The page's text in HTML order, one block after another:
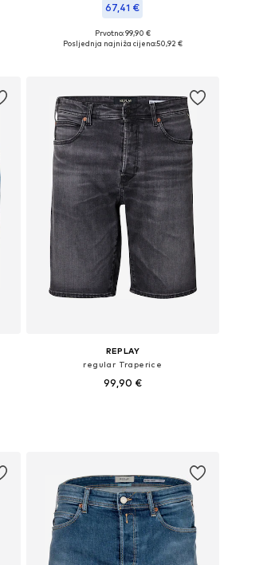
67,41 €
Prvotno: 99,90 €
Posljednja najniža cijena:50,92 €
REPLAY
regular Traperice
99,90 €